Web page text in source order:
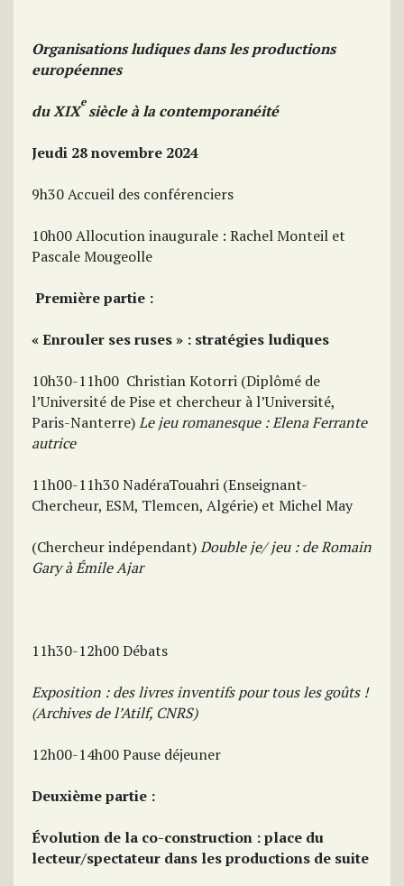
Organisations ludiques dans les productions
européennes
du XIXesiècle à la contemporanéité
Jeudi 28 novembre 2024
9h30 Accueil des conférenciers
10h00 Allocution inaugurale : Rachel Monteil et
Pascale Mougeolle
Première partie :
« Enrouler ses ruses » : stratégies ludiques
10h30-11h00 Christian Kotorri (Diplômé de
l’Université de Pise et chercheur à l’Université,
Paris-Nanterre)Le jeu romanesque : Elena Ferrante
autrice
11h00-11h30 NadéraTouahri (Enseignant-
Chercheur, ESM, Tlemcen, Algérie) et Michel May
(Chercheur indépendant)Double je/ jeu : de Romain
Gary à Émile Ajar
11h30-12h00 Débats
Exposition : des livres inventifs pour tous les goûts !
(Archives de l’Atilf, CNRS)
12h00-14h00 Pause déjeuner
Deuxième partie :
Évolution de la co-construction : place du
lecteur/spectateur dans les productions de suite